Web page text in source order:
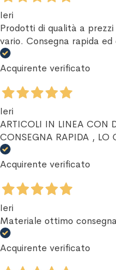
Ieri
Prodotti di qualità a
vario. Consegna rapida
Acquirente verificato
Ieri
ARTICOLI IN LINEA CON
CONSEGNA RAPIDA , LO
Acquirente verificato
Ieri
Materiale ottimo
Acquirente verificato